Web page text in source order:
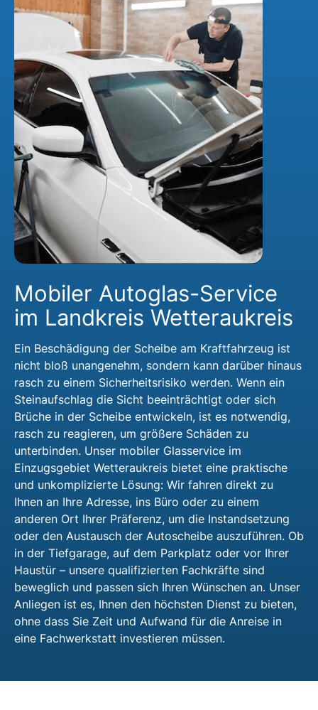
Mobiler Autoglas-Service
im Landkreis Wetteraukreis
Ein Beschädigung der Scheibe am Kraftfahrzeug ist
nicht bloß unangenehm, sondern kann darüber hinaus
rasch zu einem Sicherheitsrisiko werden. Wenn ein
Steinaufschlag die Sicht beeinträchtigt oder sich
Brüche in der Scheibe entwickeln, ist es notwendig,
rasch zu reagieren, um größere Schäden zu
unterbinden. Unser mobiler Glasservice im
Einzugsgebiet Wetteraukreis bietet eine praktische
und unkomplizierte Lösung: Wir fahren direkt zu
Ihnen an Ihre Adresse, ins Büro oder zu einem
anderen Ort Ihrer Präferenz, um die Instandsetzung
oder den Austausch der Autoscheibe auszuführen. Ob
in der Tiefgarage, auf dem Parkplatz oder vor Ihrer
Haustür – unsere qualifizierten Fachkräfte sind
beweglich und passen sich Ihren Wünschen an. Unser
Anliegen ist es, Ihnen den höchsten Dienst zu bieten,
ohne dass Sie Zeit und Aufwand für die Anreise in
eine Fachwerkstatt investieren müssen.